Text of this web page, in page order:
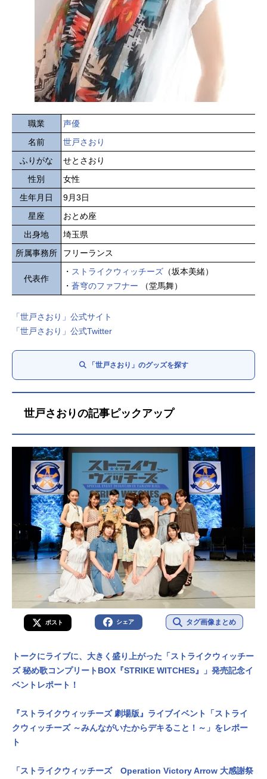
職業
声優
名前
世戸さおり
ふりがな
せとさおり
性別
女性
生年月日
9月3日
星座
おとめ座
出身地
埼玉県
所属事務所
フリーランス
代表作
・ ストライクウィッチーズ （坂本美緒）
・ 蒼穹のファフナー （堂馬舞）
「世戸さおり」公式サイト
「世戸さおり」公式Twitter
「世戸さおり」のグッズを探す
世戸さおりの記事ピックアップ
ポスト シェア タグ画像まとめ
トークにライブに、大きく盛り上がった「ストライクウィッチー
ズ 秘め歌コンプリートBOX『STRIKE WITCHES』」発売記念イ
ベントレポート！
『ストライクウィッチーズ 劇場版』ライブイベント「ストライ
クウィッチーズ ～みんながいたからデキること！～」をレポー
ト
「ストライクウィッチーズ Operation Victory Arrow 大感謝祭